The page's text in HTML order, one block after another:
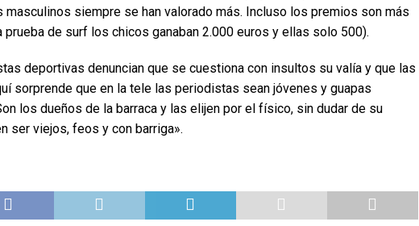
masculinos siempre se han valorado más. Incluso los premios son más
prueba de surf los chicos ganaban 2.000 euros y ellas solo 500).
deportivas denuncian que se cuestiona con insultos su valía y que las
sorprende que en la tele las periodistas sean jóvenes y guapas
los dueños de la barraca y las elijen por el físico, sin dudar de su
ser viejos, feos y con barriga».